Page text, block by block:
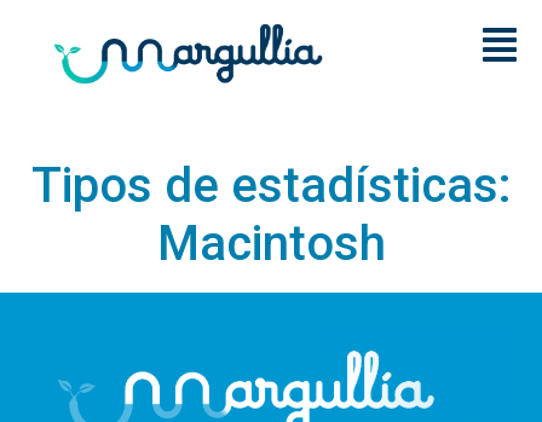
Tipos de estadísticas:
Macintosh